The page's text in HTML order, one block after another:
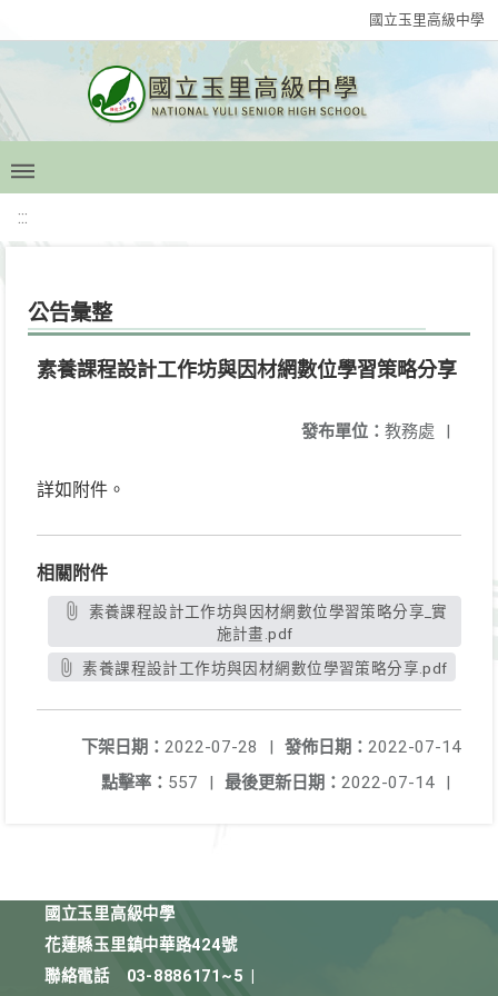
國立玉里高級中學
:::
公告彙整
素養課程設計工作坊與因材網數位學習策略分享
發布單位： 教務處 |
詳如附件。
相關附件
施計畫.pdf
素養課程設計工作坊與因材網數位學習策略分享.pdf
發佈日期： 2022-07-14
下架日期： 2022-07-28
|
最後更新日期： 2022-07-14 |
點擊率： 557 |
國立玉里高級中學
花蓮縣玉里鎮中華路424號
聯絡電話
03-8886171~5